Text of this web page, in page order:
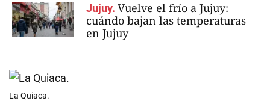
Jujuy. Vuelve el frío a Jujuy:
cuándo bajan las temperaturas
en Jujuy
La Quiaca.